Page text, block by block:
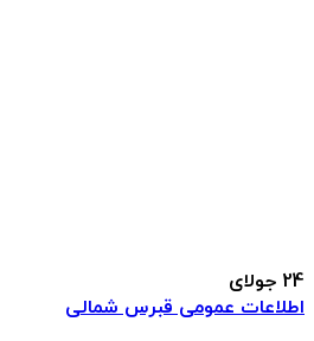
24 جولای
اطلاعات عمومی قبرس شمالی